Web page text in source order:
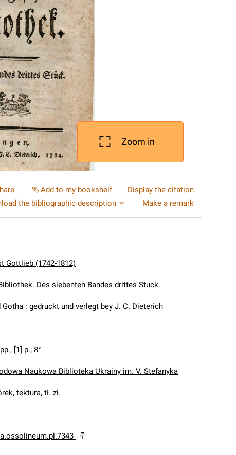
Zoom in
Add to my bookshelf
Display the citation
the bibliographic description
Make a remark
Gottlieb (1742-1812)
Des siebenten Bandes drittes Stuck.
Gotha : gedruckt und verlegt bey J. C. Dieterich
[1] p.; 8°
Naukowa Biblioteka Ukrainy im. V. Stefanyka
tektura, tł. zł.